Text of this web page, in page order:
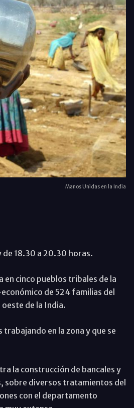
Manos Unidas en la India
de 18.30 a 20.30 horas.
en cinco pueblos tribales de la
de 524 familias del
de la India.
en la zona y que se
la construcción de bancales y
sobre diversos tratamientos del
con el departamento